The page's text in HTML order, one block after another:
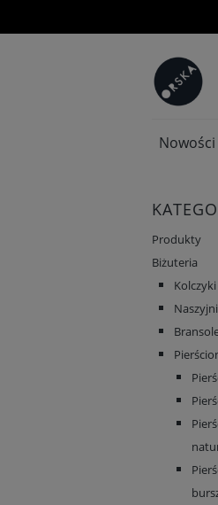
Nowości
Produkty
Biżuteria
Kolczyki